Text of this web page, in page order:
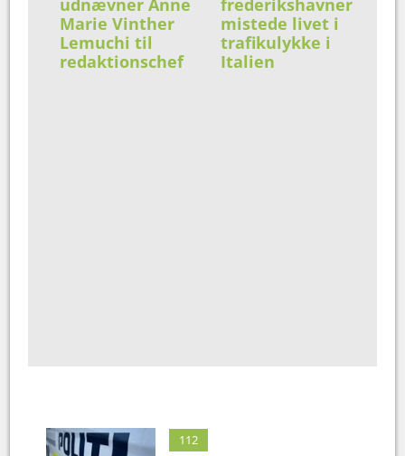
Marie Vinther
Lemuchi til
redaktionschef
mistede livet i
trafikulykke i
Italien
112